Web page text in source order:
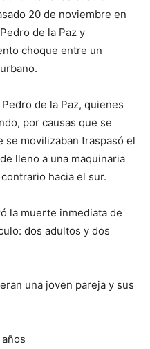
20 de noviembre en
de la Paz y
choque entre un
de la Paz, quienes
por causas que se
se movilizaban traspasó el
lleno a una maquinaria
hacia el sur.
la muerte inmediata de
dos adultos y dos
una joven pareja y sus